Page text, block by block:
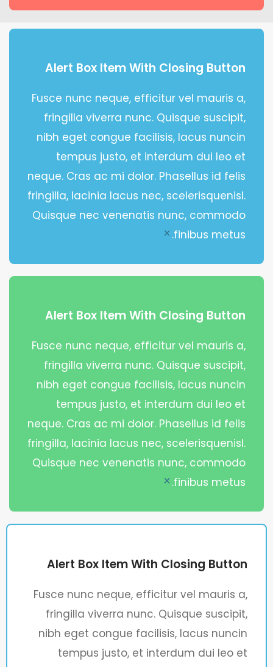
Alert Box Item With Closing Button
Fusce nunc neque, efficitur vel mauris a,
fringilla viverra nunc. Quisque suscipit,
nibh eget congue facilisis, lacus nuncin
tempus justo, et interdum dui leo et
neque. Cras ac mi dolor. Phasellus id felis
fringilla, lacinia lacus nec, scelerisquenisl.
Quisque nec venenatis nunc, commodo
finibus metus.
×
Alert Box Item With Closing Button
Fusce nunc neque, efficitur vel mauris a,
fringilla viverra nunc. Quisque suscipit,
nibh eget congue facilisis, lacus nuncin
tempus justo, et interdum dui leo et
neque. Cras ac mi dolor. Phasellus id felis
fringilla, lacinia lacus nec, scelerisquenisl.
Quisque nec venenatis nunc, commodo
finibus metus.
×
Alert Box Item With Closing Button
Fusce nunc neque, efficitur vel mauris a,
fringilla viverra nunc. Quisque suscipit,
nibh eget congue facilisis, lacus nuncin
tempus justo, et interdum dui leo et